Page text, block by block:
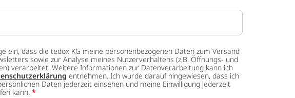
ein, dass die tedox KG meine personenbezogenen Daten zum Versand
sowie zur Analyse meines Nutzerverhaltens (z.B. Öffnungs- und
verarbeitet. Weitere Informationen zur Datenverarbeitung kann ich
entnehmen. Ich wurde darauf hingewiesen, dass ich
Daten jederzeit einsehen und meine Einwilligung jederzeit
kann. *